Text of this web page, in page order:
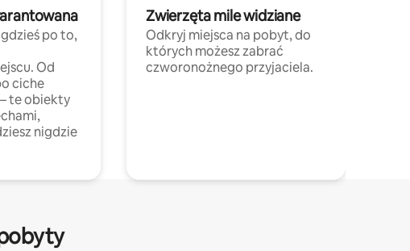
po to,
Od
ciche
te obiekty
nigdzie
Zwierzęta mile widziane
Odkryj miejsca na pobyt, do
których możesz zabrać
czworonożnego przyjaciela.